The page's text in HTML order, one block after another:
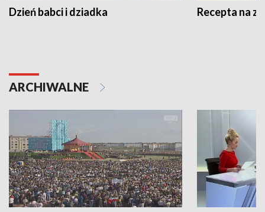
Dzień babci i dziadka Recepta na
ARCHIWALNE